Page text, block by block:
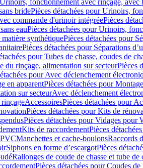
Urinoirs, fonctionnement avec rinçage, avec
bridePièces détachées pour Urinoirs,
commande d'urinoir intégréePièces
eauPièces détachées pour Urinoirs,
synthétiquePièces détachées pour
Pièces détachées pour Séparations
pour Tubes de chasse, coudes de
du rinçage, alimentation sur secteurPièces
pour Avec déclenchement
en apparentPièces détachées pour
sur secteurAvec déclenchement
AccessoiresPièces détachées pour
Pièces détachées pour Kits de
Pièces détachées pour Vidages pour
Kits de raccordementPièces
Manchettes et cache-boulonsRaccords
Siphons en forme d’escargotPièces
Rallonges de coude de chasse et tube de
Pièces détachées pour Coudes